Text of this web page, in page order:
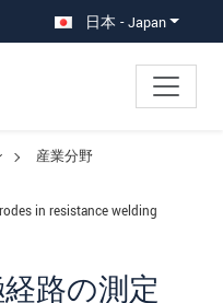
日本 - Japan
産業分野
in resistance welding
路の測定